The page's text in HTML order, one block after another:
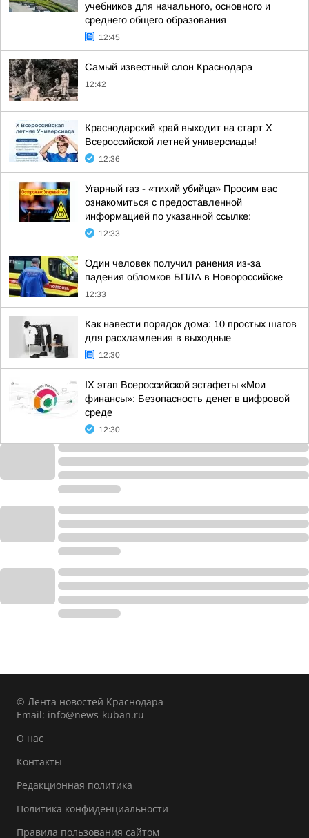
учебников для начального, основного и
среднего общего образования
12:45
Самый известный слон Краснодара
12:42
Краснодарский край выходит на старт X
Всероссийской летней универсиады!
12:36
Угарный газ - «тихий убийца» Просим вас
ознакомиться с предоставленной
информацией по указанной ссылке:
12:33
Один человек получил ранения из-за
падения обломков БПЛА в Новороссийске
12:33
Как навести порядок дома: 10 простых шагов
для расхламления в выходные
12:30
IX этап Всероссийской эстафеты «Мои
финансы»: Безопасность денег в цифровой
среде
12:30
© Лента новостей Краснодара
Email: info@news-kuban.ru
О нас
Контакты
Редакционная политика
Политика конфиденциальности
Правила пользования сайтом